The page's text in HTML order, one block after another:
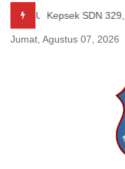
content
Uden Pimred
Kepsek SDN
Jumat, Agustus 07, 2026